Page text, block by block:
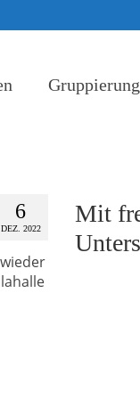
6
DEZ. 2022
Mit